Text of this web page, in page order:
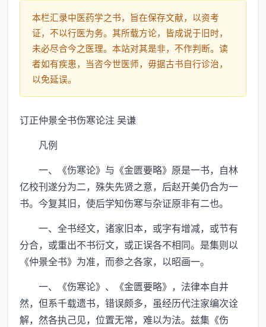
本栏汇录中医药学之书，旨在保存文献，以资考
证，不以行医为务。其所载方论，皆成说于旧时，
未必尽合今之医理。本站对其是非，不作判断。读
者如有疾患，当咨今世医师，毋据古书自行诊治，
以免延误。
订正仲景全书伤寒论注 吴谦
凡例
一、《伤寒论》与《金匮要略》原是一书，自林
亿校刊遂分为二，殊失先贤之意，后赵开美仍合为一
书。今复其旧，使后学知伤寒与杂证原非有二也。
一、全书经文，诸家旧本，或字有增减，或节有
分合，或重出不书衍文，或正误各不相同。是集则以
《仲景全书》为准，而参之各家，以昭画一。
一、《伤寒论》、《金匮要略》，法律本自井
然，但系千载遗书，错误颇多，虽经历代注家编次诠
解，然各执己见，位置无常，难以为法。兹集《伤